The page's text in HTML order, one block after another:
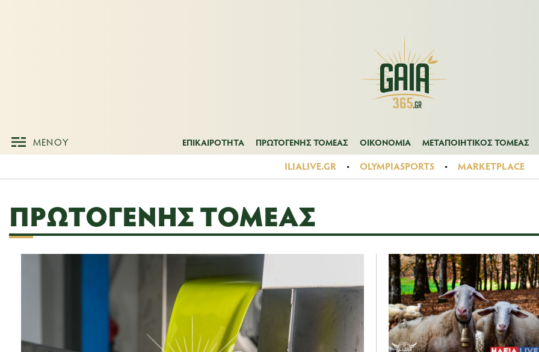
ΜΕΝΟΥ ΕΠΙΚΑΙΡΟΤΗΤΑ ΠΡΩΤΟΓΕΝΗΣ ΤΟΜΕΑΣ ΟΙΚΟΝΟΜΙΑ ΜΕΤΑΠΟΙΗΤΙΚΟΣ ΤΟΜΕΑΣ
ILIALIVE.GR OLYMPIASPORTS MARKETPLACE
ΠΡΩΤΟΓΕΝΉΣ ΤΟΜΈΑΣ